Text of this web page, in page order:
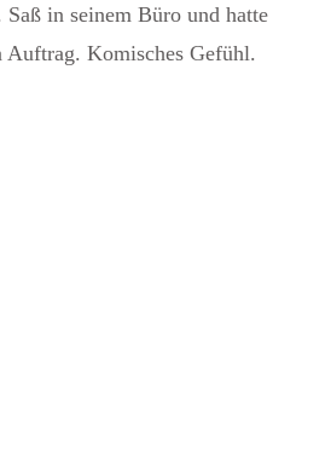
in seinem Büro und hatte
Auftrag. Komisches Gefühl.